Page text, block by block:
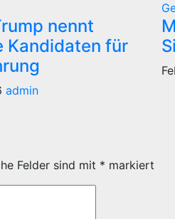
nennt
Kandidaten für
admin
Felder sind mit * markiert